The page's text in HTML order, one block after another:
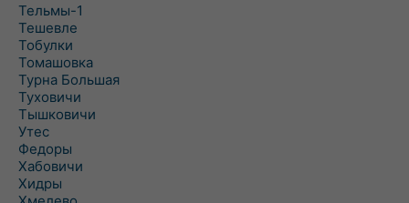
Тельмы-1
Тешевле
Тобулки
Томашовка
Турна Большая
Туховичи
Тышковичи
Утес
Федоры
Хабовичи
Хидры